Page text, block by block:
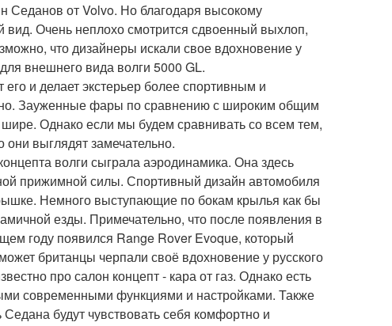
Седанов от Volvo. Но благодаря высокому
Очень неплохо смотрится сдвоенный выхлоп,
что дизайнеры искали свое вдохновение у
внешнего вида волги 5000 GL.
и делает экстерьер более спортивным и
Зауженные фары по сравнению с широким общим
Однако если мы будем сравнивать со всем тем,
выглядят замечательно.
волги сыграла аэродинамика. Она здесь
прижимной силы. Спортивный дизайн автомобиля
Немного выступающие по бокам крылья как бы
езды. Примечательно, что после появления в
году появился Range Rover Evoque, который
британцы черпали своё вдохновение у русского
про салон концепт - кара от газ. Однако есть
современными функциями и настройками. Также
будут чувствовать себя комфортно и